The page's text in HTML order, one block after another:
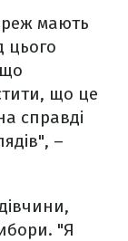
мають
цього
що це
справді
–
"Я